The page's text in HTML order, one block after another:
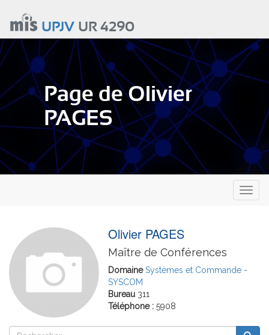
contenu
principal
UPJVUR 4290
Page de Olivier
PAGES
Olivier PAGES
Maître de Conférences
DomaineSystèmes et Commande -
SYSCOM
Bureau 311
Téléphone : 5908
Rechercher